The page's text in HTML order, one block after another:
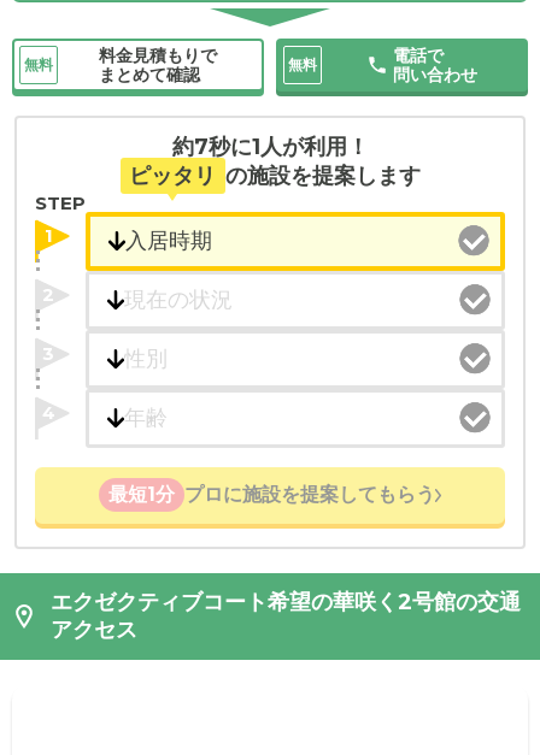
無料
料金見積もりで
まとめて確認
無料
電話で
問い合わせ
約7秒に1人が利用！
ピッタリ の施設を提案します
STEP
1
2
3
4
最短1分 プロに施設を提案してもらう
エクゼクティブコート希望の華咲く2号館の交通
アクセス